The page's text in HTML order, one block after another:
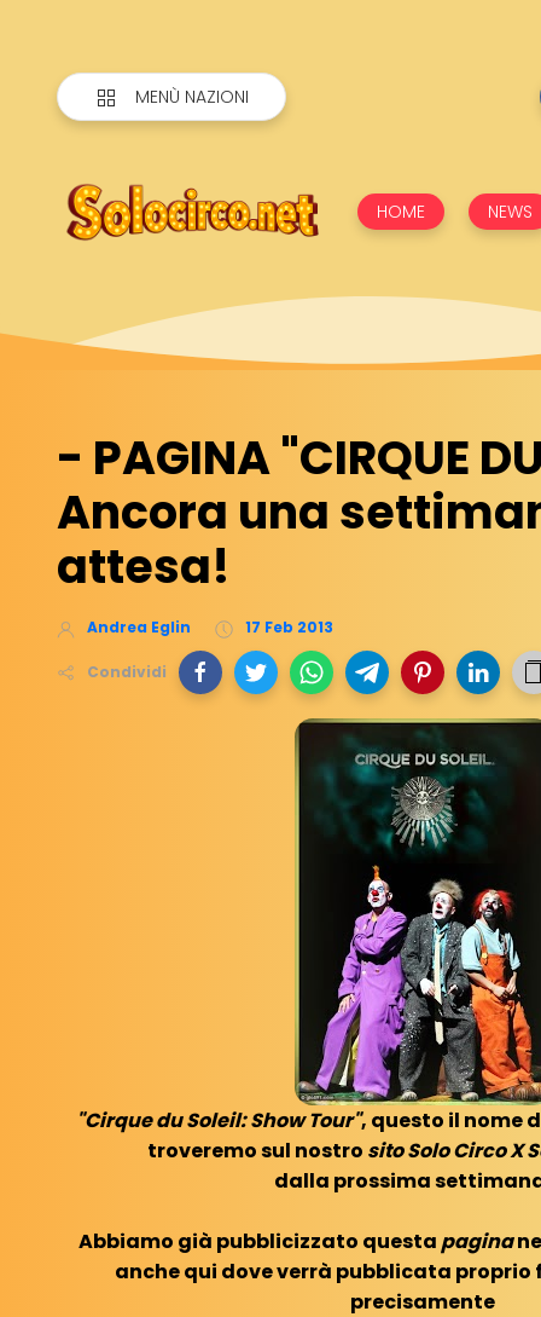
MENÙ NAZIONI
HOME NEWS
- PAGINA "CIRQUE
Ancora una
attesa!
Andrea Eglin 17 Feb 2013
Condividi
"Cirque du Soleil: Show Tour", questo il nome
troveremo sul nostro sito Solo Circo X
dalla prossima
Abbiamo già pubblicizzato questa pagina
anche qui dove verrà pubblicata
precisamente